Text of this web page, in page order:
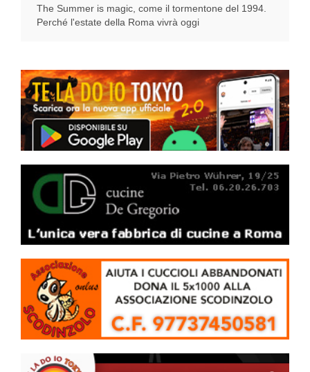
The Summer is magic, come il tormentone del 1994.
Perché l'estate della Roma vivrà oggi